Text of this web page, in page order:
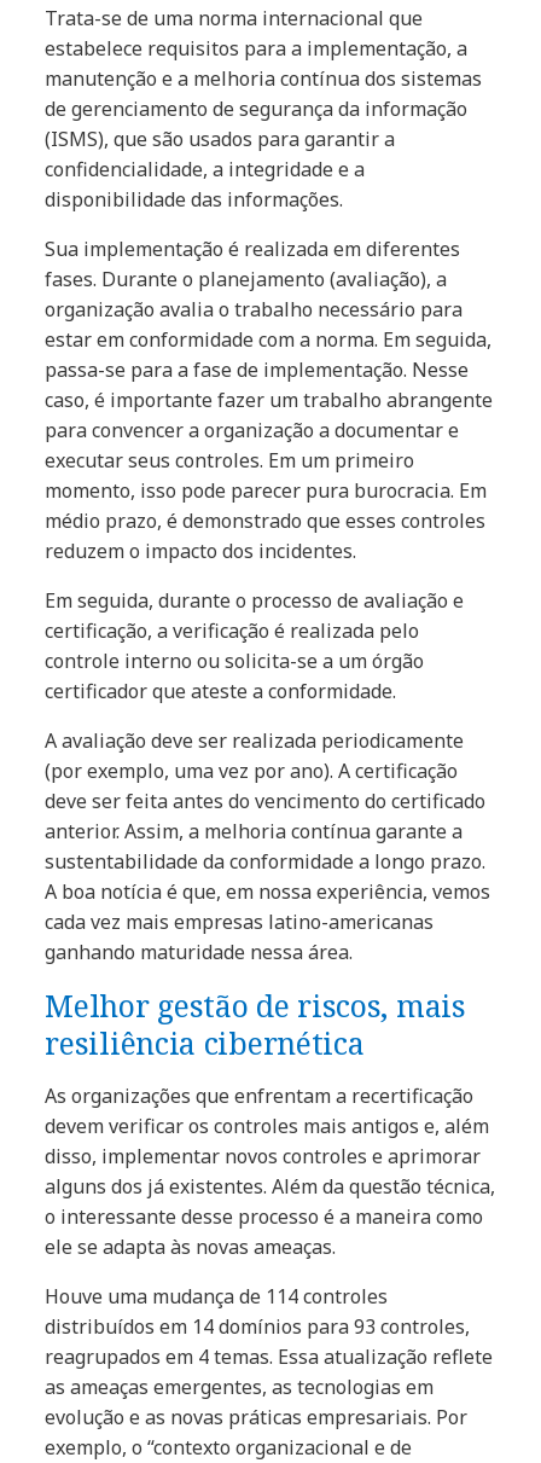
Trata-se de uma norma internacional que
estabelece requisitos para a implementação, a
manutenção e a melhoria contínua dos sistemas
de gerenciamento de segurança da informação
(ISMS), que são usados para garantir a
confidencialidade, a integridade e a
disponibilidade das informações.
Sua implementação é realizada em diferentes
fases. Durante o planejamento (avaliação), a
organização avalia o trabalho necessário para
estar em conformidade com a norma. Em seguida,
passa-se para a fase de implementação. Nesse
caso, é importante fazer um trabalho abrangente
para convencer a organização a documentar e
executar seus controles. Em um primeiro
momento, isso pode parecer pura burocracia. Em
médio prazo, é demonstrado que esses controles
reduzem o impacto dos incidentes.
Em seguida, durante o processo de avaliação e
certificação, a verificação é realizada pelo
controle interno ou solicita-se a um órgão
certificador que ateste a conformidade.
A avaliação deve ser realizada periodicamente
(por exemplo, uma vez por ano). A certificação
deve ser feita antes do vencimento do certificado
anterior. Assim, a melhoria contínua garante a
sustentabilidade da conformidade a longo prazo.
A boa notícia é que, em nossa experiência, vemos
cada vez mais empresas latino-americanas
ganhando maturidade nessa área.
Melhor gestão de riscos, mais
resiliência cibernética
As organizações que enfrentam a recertificação
devem verificar os controles mais antigos e, além
disso, implementar novos controles e aprimorar
alguns dos já existentes. Além da questão técnica,
o interessante desse processo é a maneira como
ele se adapta às novas ameaças.
Houve uma mudança de 114 controles
distribuídos em 14 domínios para 93 controles,
reagrupados em 4 temas. Essa atualização reflete
as ameaças emergentes, as tecnologias em
evolução e as novas práticas empresariais. Por
exemplo, o “contexto organizacional e de